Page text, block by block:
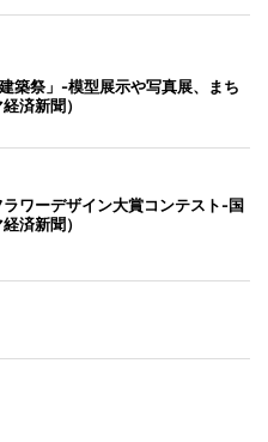
築祭」-模型展示や写真展、まち
済新聞）
ワーデザイン大賞コンテスト-国
済新聞）